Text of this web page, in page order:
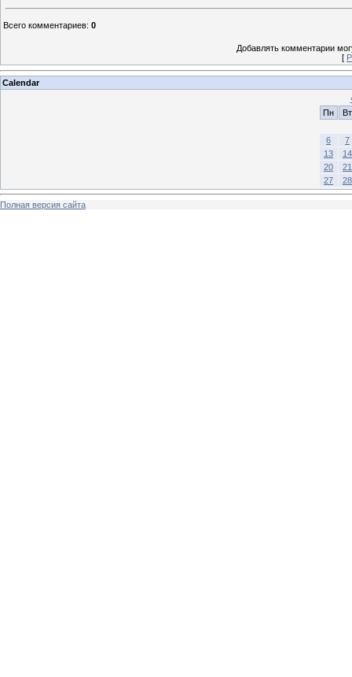
Всего комментариев: 0
Добавлять комментарии
[
Calendar
Пн
Вт
6
7
13
14
20
21
27
28
Полная версия сайта